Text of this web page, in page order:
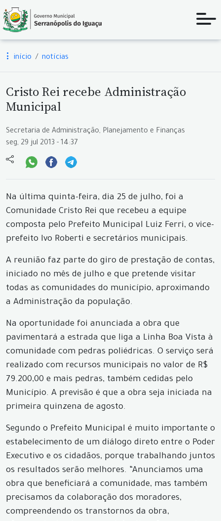
início notícias
Cristo Rei recebe Administração
Municipal
Secretaria de Administração, Planejamento e Finanças
seg, 29 jul 2013 - 14:37
Na última quinta-feira, dia 25 de julho, foi a
Comunidade Cristo Rei que recebeu a equipe
composta pelo Prefeito Municipal Luiz Ferri, o vice-
prefeito Ivo Roberti e secretários municipais.
A reunião faz parte do giro de prestação de contas,
iniciado no mês de julho e que pretende visitar
todas as comunidades do município, aproximando
a Administração da população.
Na oportunidade foi anunciada a obra que
pavimentará a estrada que liga a Linha Boa Vista à
comunidade com pedras poliédricas. O serviço será
realizado com recursos municipais no valor de R$
79.200,00 e mais pedras, também cedidas pelo
Município. A previsão é que a obra seja iniciada na
primeira quinzena de agosto.
Segundo o Prefeito Municipal é muito importante o
estabelecimento de um diálogo direto entre o Poder
Executivo e os cidadãos, porque trabalhando juntos
os resultados serão melhores. “Anunciamos uma
obra que beneficiará a comunidade, mas também
precisamos da colaboração dos moradores,
compreendendo os transtornos da obra,